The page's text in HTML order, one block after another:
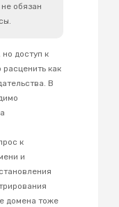
обязан
но доступ к
как
В
к
и
домена тоже